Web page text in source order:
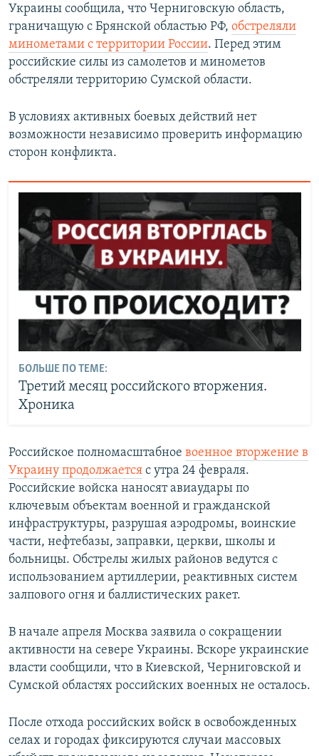
Украины сообщила, что Черниговскую область,
граничащую с Брянской областью РФ, обстреляли
минометами с территории России. Перед этим
российские силы из самолетов и минометов
обстреляли территорию Сумской области.
В условиях активных боевых действий нет
возможности независимо проверить информацию
сторон конфликта.
БОЛЬШЕ ПО ТЕМЕ:
Третий месяц российского вторжения.
Хроника
Российское полномасштабное военное вторжение в
Украину продолжается с утра 24 февраля.
Российские войска наносят авиаудары по
ключевым объектам военной и гражданской
инфраструктуры, разрушая аэродромы, воинские
части, нефтебазы, заправки, церкви, школы и
больницы. Обстрелы жилых районов ведутся с
использованием артиллерии, реактивных систем
залпового огня и баллистических ракет.
В начале апреля Москва заявила о сокращении
активности на севере Украины. Вскоре украинские
власти сообщили, что в Киевской, Черниговской и
Сумской областях российских военных не осталось.
После отхода российских войск в освобожденных
селах и городах фиксируются случаи массовых